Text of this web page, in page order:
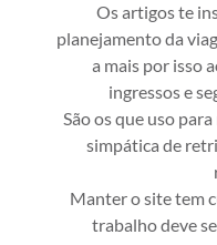
Os artigos te
planejamento da
a mais por isso
ingressos e
São os que uso
simpática de
Manter o site tem
trabalho deve